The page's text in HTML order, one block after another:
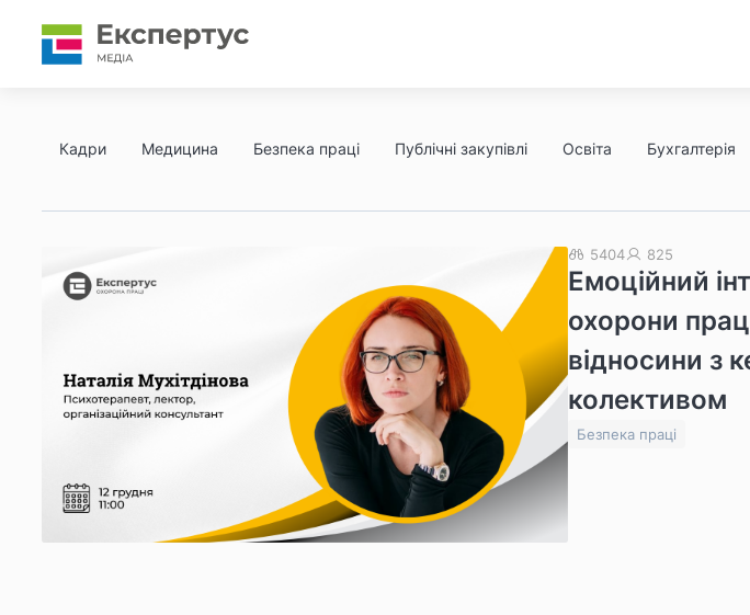
Кадри Медицина Безпека праці Публічні закупівлі Освіта Бухгалтерія
Емоційний
охорони
відносини з
колективом
5404 825
Безпека праці